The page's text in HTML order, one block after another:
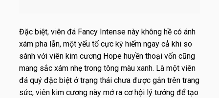
Đặc biệt, viên đá Fancy Intense này không hề có ánh
xám pha lẫn, một yếu tố cực kỳ hiếm ngay cả khi so
sánh với viên kim cương Hope huyền thoại vốn cũng
mang sắc xám nhẹ trong tông màu xanh. Là một viên
đá quý đặc biệt ở trạng thái chưa được gắn trên trang
sức, viên kim cương này mở ra cơ hội lý tưởng để tạo